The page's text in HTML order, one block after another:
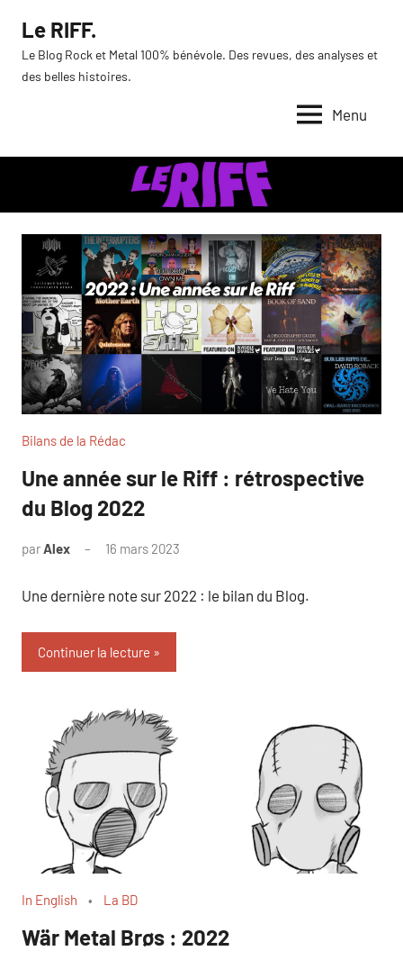
contenu
Le RIFF.
Le Blog Rock et Metal 100% bénévole. Des revues, des analyses et
des belles histoires.
Menu
Bilans de la Rédac
Une année sur le Riff : rétrospective
du Blog 2022
parAlex 16 mars 2023
Une dernière note sur 2022 : le bilan du Blog.
Continuer la lecture
In English La BD
Wär Metal Brøs : 2022